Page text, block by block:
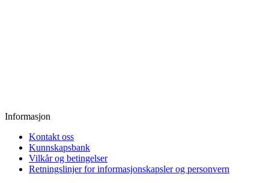
Informasjon
Kontakt oss
Kunnskapsbank
Vilkår og betingelser
Retningslinjer for informasjonskapsler og personvern